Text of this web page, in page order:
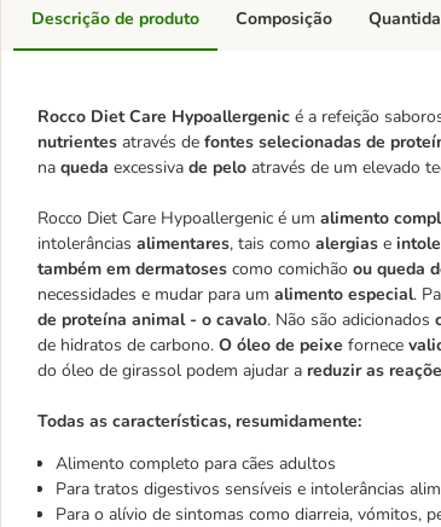
Descrição de produto
Rocco Diet Care Hypoallergenic é a refeição
nutrientes através de fontes selecionadas de
na queda excessiva de pelo através de um elevado
Rocco Diet Care Hypoallergenic é um alimento
intolerâncias alimentares, tais como alergias e
também em dermatoses como comichão ou queda
necessidades e mudar para um alimento especial.
de proteína animal - o cavalo. Não são adicionados
de hidratos de carbono. O óleo de peixe fornece
do óleo de girassol podem ajudar a reduzir as
Todas as características, resumidamente:
Alimento completo para cães adultos
Para tratos digestivos sensíveis e intolerâncias
Para o alívio de sintomas como diarreia, vómitos,
Composição